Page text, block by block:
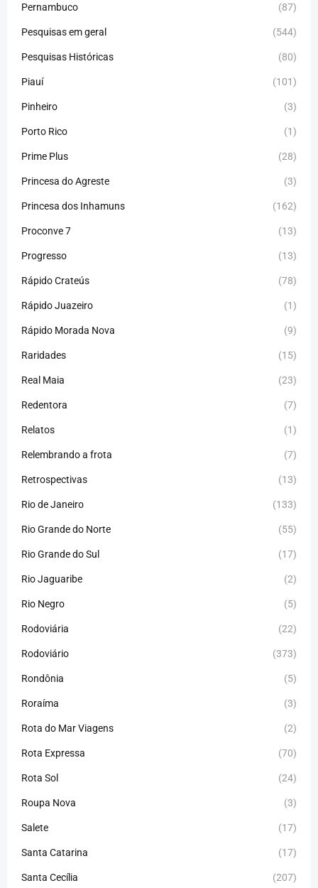
Pernambuco (87)
Pesquisas em geral (544)
Pesquisas Históricas (80)
Piauí (101)
Pinheiro (3)
Porto Rico (1)
Prime Plus (28)
Princesa do Agreste (3)
Princesa dos Inhamuns (162)
Proconve 7 (13)
Progresso (13)
Rápido Crateús (78)
Rápido Juazeiro (1)
Rápido Morada Nova (9)
Raridades (15)
Real Maia (23)
Redentora (7)
Relatos (1)
Relembrando a frota (7)
Retrospectivas (13)
Rio de Janeiro (133)
Rio Grande do Norte (55)
Rio Grande do Sul (17)
Rio Jaguaribe (2)
Rio Negro (5)
Rodoviária (22)
Rodoviário (373)
Rondônia (5)
Roraíma (3)
Rota do Mar Viagens (2)
Rota Expressa (70)
Rota Sol (24)
Roupa Nova (3)
Salete (17)
Santa Catarina (17)
Santa Cecília (207)